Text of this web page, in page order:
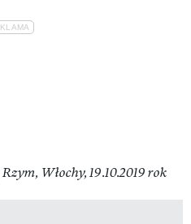
Włochy, 19.10.2019 rok